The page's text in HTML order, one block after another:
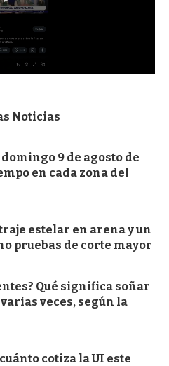
Noticias
9 de agosto de
en cada zona del
estelar en arena y un
pruebas de corte mayor
Qué significa soñar
veces, según la
cotiza la UI este